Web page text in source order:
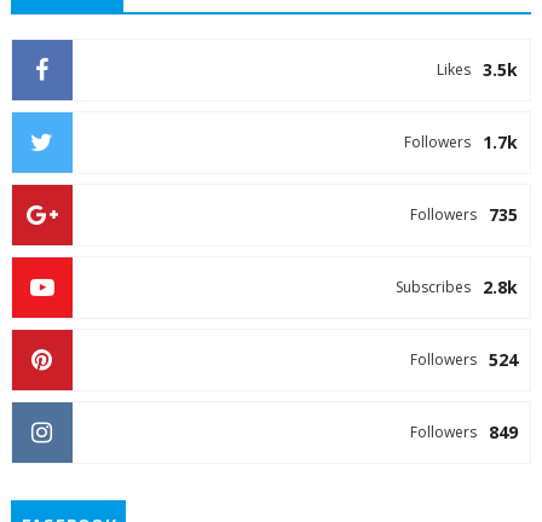
3.5k
Likes
1.7k
Followers
735
Followers
2.8k
Subscribes
524
Followers
849
Followers